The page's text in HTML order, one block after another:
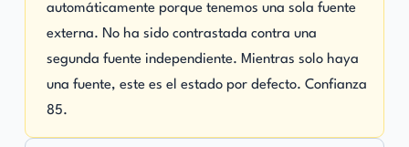
automáticamente porque tenemos una sola fuente
externa. No ha sido contrastada contra una
segunda fuente independiente. Mientras solo haya
una fuente, este es el estado por defecto. Confianza
85.